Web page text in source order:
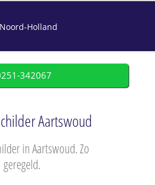
Holland
342067
Aartswoud
in Aartswoud. Zo
geregeld.